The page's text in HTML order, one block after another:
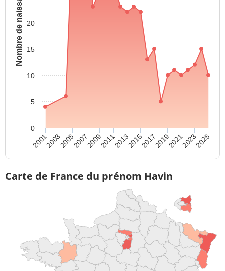
Nombre de naissances
2001200320052007200920112013201520172019202120232025
0
5
10
15
20
Carte de France du prénom Havin